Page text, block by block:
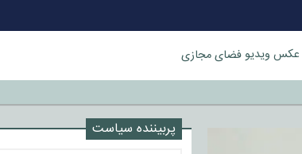
عکس ویدیوفضای مجازی
پربیننده سیاست